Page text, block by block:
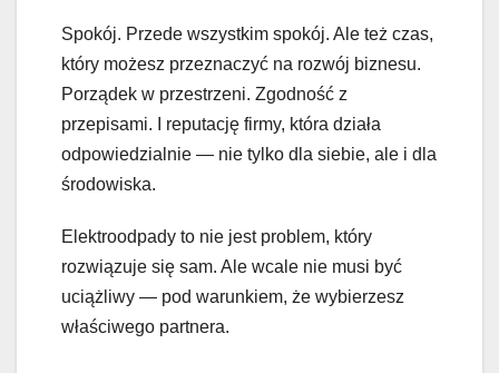
Spokój. Przede wszystkim spokój. Ale też czas,
który możesz przeznaczyć na rozwój biznesu.
Porządek w przestrzeni. Zgodność z
przepisami. I reputację firmy, która działa
odpowiedzialnie — nie tylko dla siebie, ale i dla
środowiska.
Elektroodpady to nie jest problem, który
rozwiązuje się sam. Ale wcale nie musi być
uciążliwy — pod warunkiem, że wybierzesz
właściwego partnera.